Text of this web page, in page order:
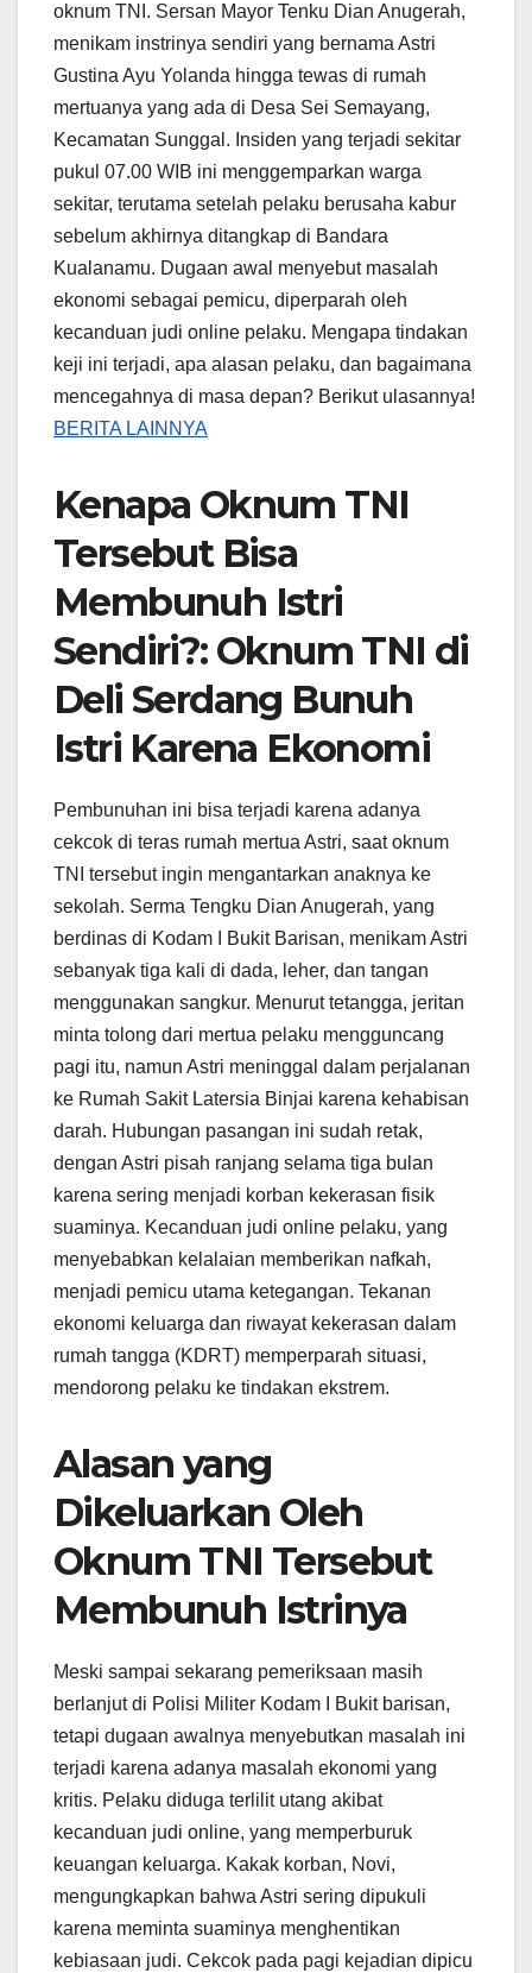
oknum TNI. Sersan Mayor Tenku Dian Anugerah,
menikam instrinya sendiri yang bernama Astri
Gustina Ayu Yolanda hingga tewas di rumah
mertuanya yang ada di Desa Sei Semayang,
Kecamatan Sunggal. Insiden yang terjadi sekitar
pukul 07.00 WIB ini menggemparkan warga
sekitar, terutama setelah pelaku berusaha kabur
sebelum akhirnya ditangkap di Bandara
Kualanamu. Dugaan awal menyebut masalah
ekonomi sebagai pemicu, diperparah oleh
kecanduan judi online pelaku. Mengapa tindakan
keji ini terjadi, apa alasan pelaku, dan bagaimana
mencegahnya di masa depan? Berikut ulasannya!
BERITA LAINNYA
Kenapa Oknum TNI
Tersebut Bisa
Membunuh Istri
Sendiri?: Oknum TNI di
Deli Serdang Bunuh
Istri Karena Ekonomi
Pembunuhan ini bisa terjadi karena adanya
cekcok di teras rumah mertua Astri, saat oknum
TNI tersebut ingin mengantarkan anaknya ke
sekolah. Serma Tengku Dian Anugerah, yang
berdinas di Kodam I Bukit Barisan, menikam Astri
sebanyak tiga kali di dada, leher, dan tangan
menggunakan sangkur. Menurut tetangga, jeritan
minta tolong dari mertua pelaku mengguncang
pagi itu, namun Astri meninggal dalam perjalanan
ke Rumah Sakit Latersia Binjai karena kehabisan
darah. Hubungan pasangan ini sudah retak,
dengan Astri pisah ranjang selama tiga bulan
karena sering menjadi korban kekerasan fisik
suaminya. Kecanduan judi online pelaku, yang
menyebabkan kelalaian memberikan nafkah,
menjadi pemicu utama ketegangan. Tekanan
ekonomi keluarga dan riwayat kekerasan dalam
rumah tangga (KDRT) memperparah situasi,
mendorong pelaku ke tindakan ekstrem.
Alasan yang
Dikeluarkan Oleh
Oknum TNI Tersebut
Membunuh Istrinya
Meski sampai sekarang pemeriksaan masih
berlanjut di Polisi Militer Kodam I Bukit barisan,
tetapi dugaan awalnya menyebutkan masalah ini
terjadi karena adanya masalah ekonomi yang
kritis. Pelaku diduga terlilit utang akibat
kecanduan judi online, yang memperburuk
keuangan keluarga. Kakak korban, Novi,
mengungkapkan bahwa Astri sering dipukuli
karena meminta suaminya menghentikan
kebiasaan judi. Cekcok pada pagi kejadian dipicu